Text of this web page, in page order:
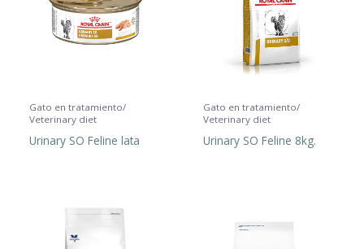
Gato en tratamiento/
Veterinary diet
Urinary SO Feline lata
Gato en tratamiento/
Veterinary diet
Urinary SO Feline 8kg.